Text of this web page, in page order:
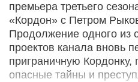
премьера третьего
«Кордон» с Петром
Продолжение одного из
проектов канала вновь
приграничную
опасные тайны и